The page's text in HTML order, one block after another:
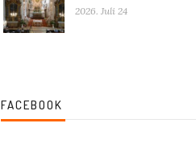
2026. Juli 24
FACEBOOK